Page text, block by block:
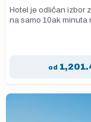
Hotel je odličan izbor
na samo 10ak minuta
od